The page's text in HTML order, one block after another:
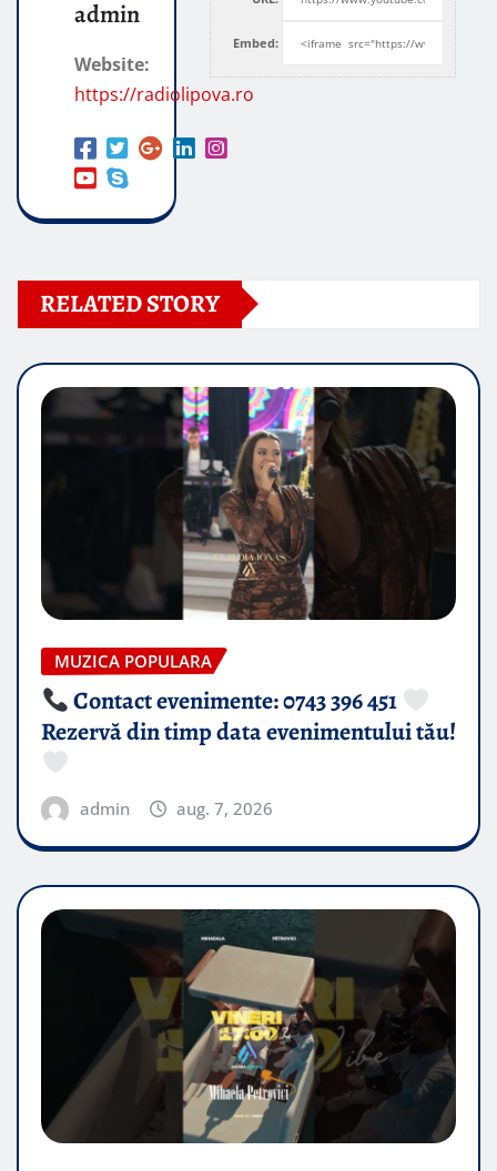
Embed:
admin
Website:
https://radiolipova.ro
RELATED STORY
MUZICA POPULARA
Contact evenimente: 0743 396 451
Rezervă din timp data evenimentului tău!
admin aug. 7, 2026